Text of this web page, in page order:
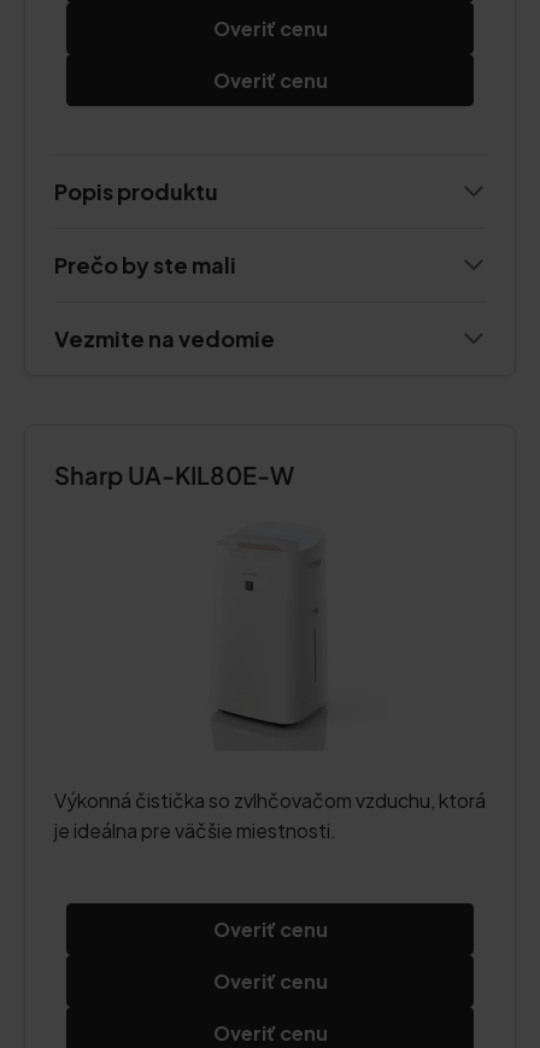
Overiť cenu
Overiť cenu
Popis produktu
Prečo by ste mali
Vezmite na vedomie
Sharp UA-KIL80E-W
Výkonná čistička so zvlhčovačom vzduchu, ktorá
je ideálna pre väčšie miestnosti.
Overiť cenu
Overiť cenu
Overiť cenu